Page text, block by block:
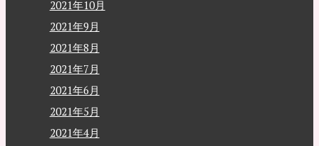
2021年10月
2021年9月
2021年8月
2021年7月
2021年6月
2021年5月
2021年4月